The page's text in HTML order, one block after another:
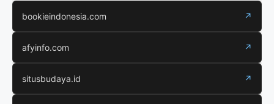
bookieindonesia.com ↗
afyinfo.com ↗
situsbudaya.id ↗